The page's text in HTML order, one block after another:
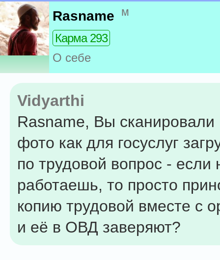
Rasname м
Карма 293
О себе
Vidyarthi
Rasname, Вы сканировали
фото как для госуслуг
по трудовой вопрос - если
работаешь, то просто
копию трудовой вместе с
и её в ОВД заверяют?